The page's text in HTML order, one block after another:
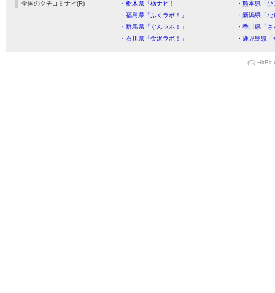
全国のクチコミナビ(R) ・栃木県「栃ナビ！」
・熊本県「
・福島県「ふくラボ！」
・新潟県「
・群馬県「ぐんラボ！」
・香川県「
・石川県「金沢ラボ！」
・鹿児島県
(C) HitBit